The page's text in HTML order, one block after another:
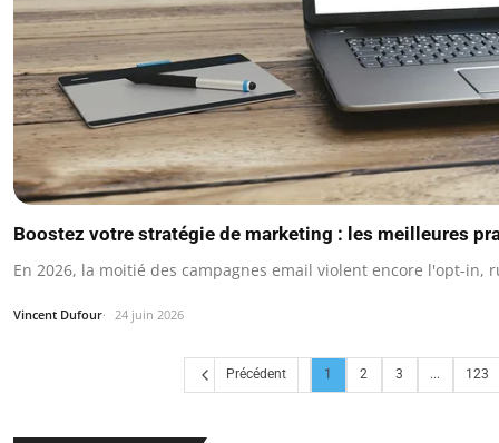
Boostez votre stratégie de marketing : les meilleures
En 2026, la moitié des campagnes email violent encore l'opt-
Vincent Dufour 24 juin 2026
Précédent 1 2 3 ... 123